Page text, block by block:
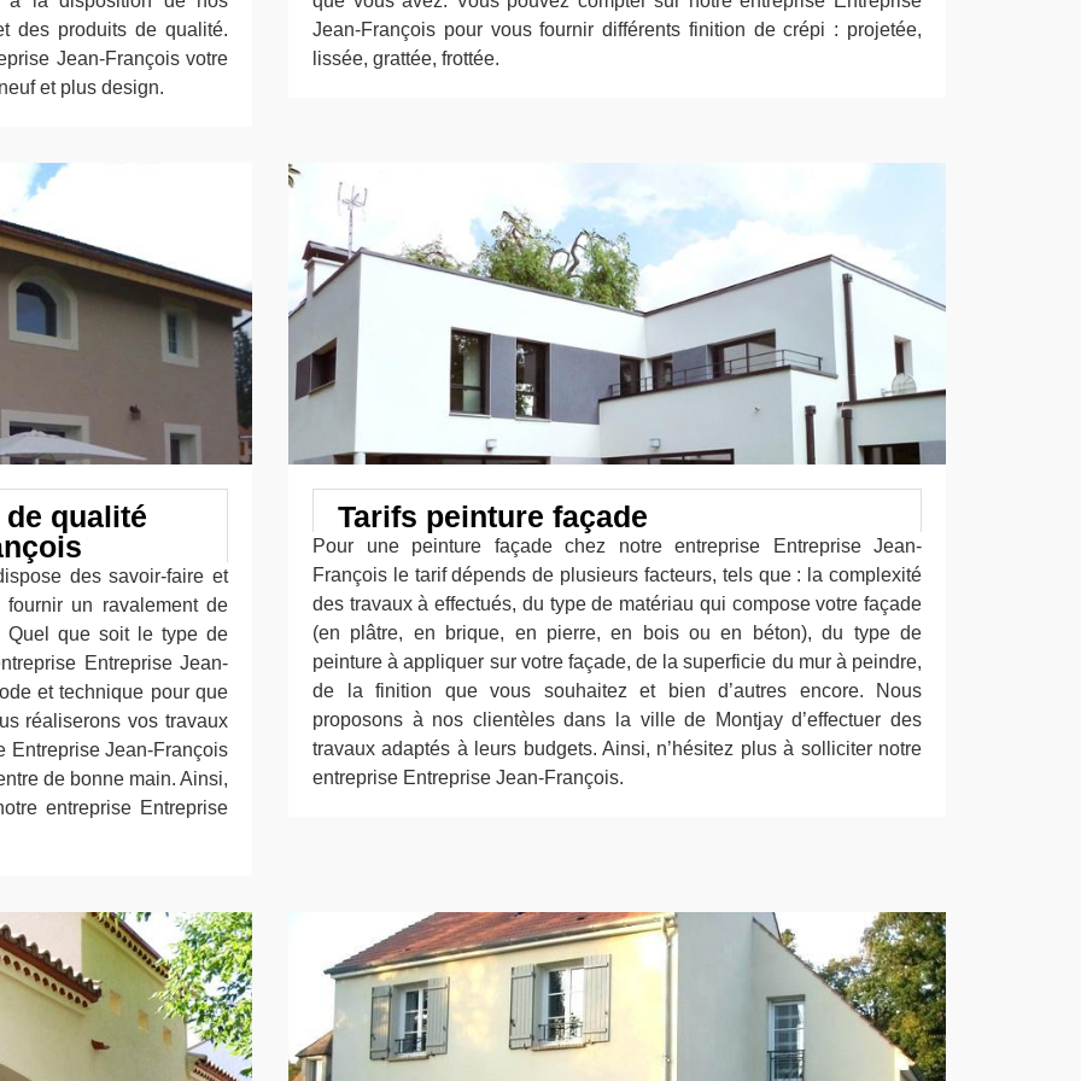
des produits de qualité.
Jean-François votre
et plus design.
Jean-François pour vous fournir différents finition de crépi : projetée,
lissée, grattée, frottée.
qualité
des savoir-faire et
un ravalement de
Quel que soit le type de
Entreprise Jean-
et technique pour que
réaliserons vos travaux
Entreprise Jean-François
de bonne main. Ainsi,
entreprise Entreprise
Tarifs peinture façade
Pour une peinture façade chez notre entreprise Entreprise Jean-
François le tarif dépends de plusieurs facteurs, tels que : la complexité
des travaux à effectués, du type de matériau qui compose votre façade
(en plâtre, en brique, en pierre, en bois ou en béton), du type de
peinture à appliquer sur votre façade, de la superficie du mur à peindre,
de la finition que vous souhaitez et bien d’autres encore. Nous
proposons à nos clientèles dans la ville de Montjay d’effectuer des
travaux adaptés à leurs budgets. Ainsi, n’hésitez plus à solliciter notre
entreprise Entreprise Jean-François.